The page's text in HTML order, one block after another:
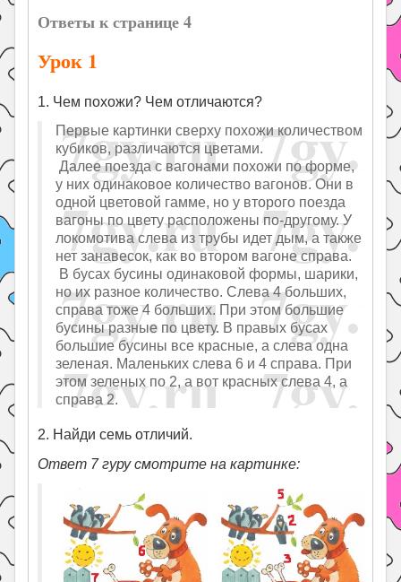
Ответы к странице 4
Урок 1
1. Чем похожи? Чем отличаются?
Первые картинки сверху похожи количеством
кубиков, различаются цветами.
Далее поезда с вагонами похожи по форме,
у них одинаковое количество вагонов. Они в
одной цветовой гамме, но у второго поезда
вагоны по цвету расположены по-другому. У
локомотива слева из трубы идет дым, а также
нет занавесок, как во втором вагоне справа.
В бусах бусины одинаковой формы, шарики,
но их разное количество. Слева 4 больших,
справа тоже 4 больших. При этом большие
бусины разные по цвету. В правых бусах
большие бусины все красные, а слева одна
зеленая. Маленьких слева 6 и 4 справа. При
этом зеленых по 2, а вот красных слева 4, а
справа 2.
2. Найди семь отличий.
Ответ 7 гуру смотрите на картинке: